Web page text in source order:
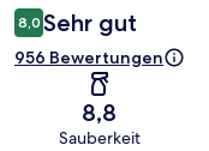
8,0 Sehr gut
956 Bewertungen
8,8
Sauberkeit